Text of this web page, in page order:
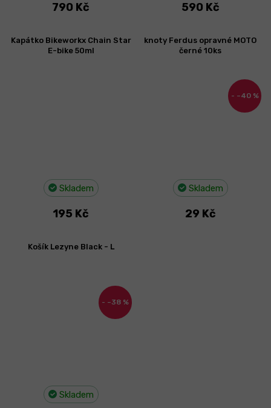
790 Kč 590 Kč
Kapátko Bikeworkx Chain Star
E-bike 50ml
Skladem
195 Kč
–40 %
knoty Ferdus opravné MOTO
černé 10ks
Skladem
29 Kč
–38 %
Košík Lezyne Black - L
Skladem